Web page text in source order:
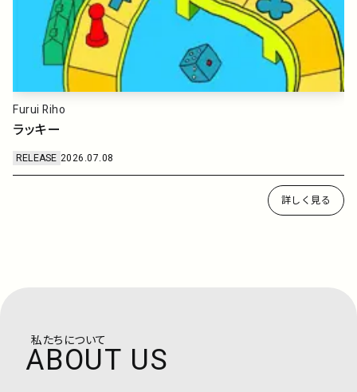
SUPER BEAVER
クライマックス
RELEASE 2026.05.27
詳しく見る
ABOUT US
私たちについて